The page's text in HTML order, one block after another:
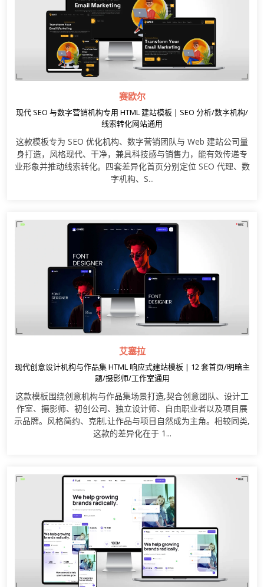
赛欧尔
现代 SEO 与数字营销机构专用 HTML 建站模板 | SEO 分析/数字机构/
线索转化网站通用
这款模板专为 SEO 优化机构、数字营销团队与 Web 建站公司量
身打造，风格现代、干净，兼具科技感与销售力，能有效传递专
业形象并推动线索转化。四套差异化首页分别定位 SEO 代理、数
字机构、S...
艾塞拉
现代创意设计机构与作品集 HTML 响应式建站模板 | 12 套首页/明暗主
题/摄影师/工作室通用
这款模板围绕创意机构与作品集场景打造,契合创意团队、设计工
作室、摄影师、初创公司、独立设计师、自由职业者以及项目展
示品牌。风格简约、克制,让作品与项目自然成为主角。相较同类,
这款的差异化在于 1...